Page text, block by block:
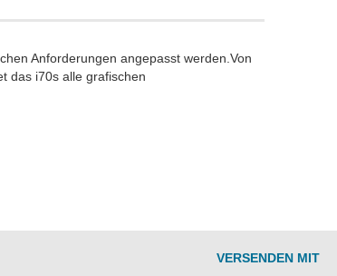
Anforderungen angepasst werden.Von
das i70s alle grafischen
VERSENDEN MIT